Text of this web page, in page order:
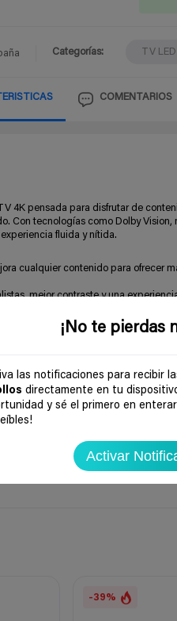
¡No te pierdas
las notificaciones para recibir
directamente en tu
y sé el primero en
Activar
Categorías: TV LED
COMENTARIOS
4K pensada para disfrutar de
Con tecnologías como Dolby
fluida y nítida.
cualquier contenido para ofrecer
mejor contraste y una
disfrutar de videojuegos con mayor
partidos y eventos deportivos con
sensación de profundidad sin
a plataformas de streaming y
buscar contenido o ajustar
más opciones para conectar
pequeños, dormitorios o
calidad de imagen, funciones
-39%